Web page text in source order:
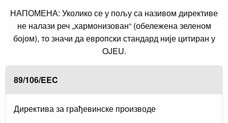
НАПОМЕНА: Уколико се у пољу са називом директиве
не налази реч „хармонизован“ (обележена зеленом
бојом), то значи да европски стандард није цитиран у
OJEU.
89/106/EEC
Директива за грађевинске производе